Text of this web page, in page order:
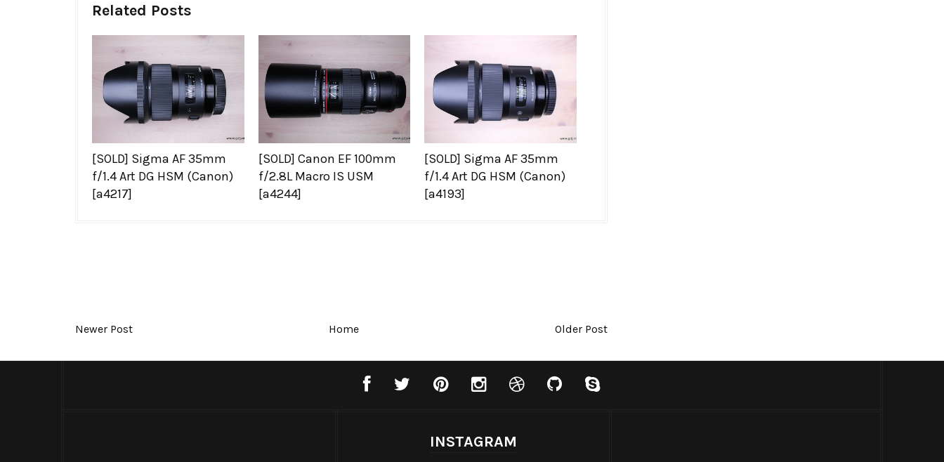
Related Posts
[SOLD] Sigma AF 35mm
f/1.4 Art DG HSM (Canon)
[a4217]
[SOLD] Canon EF 100mm
f/2.8L Macro IS USM
[a4244]
[SOLD] Sigma AF 35mm
f/1.4 Art DG HSM (Canon)
[a4193]
Newer Post Home Older Post
INSTAGRAM